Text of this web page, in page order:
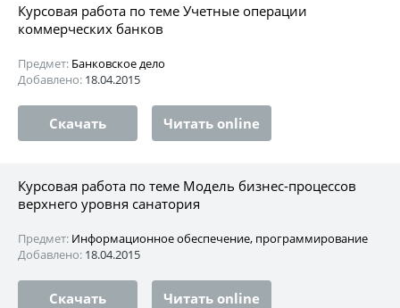
Курсовая работа по теме Учетные операции
коммерческих банков
Предмет: Банковское дело
Добавлено: 18.04.2015
Скачать Читать online
Курсовая работа по теме Модель бизнес-процессов
верхнего уровня санатория
Предмет: Информационное обеспечение, программирование
Добавлено: 18.04.2015
Скачать Читать online